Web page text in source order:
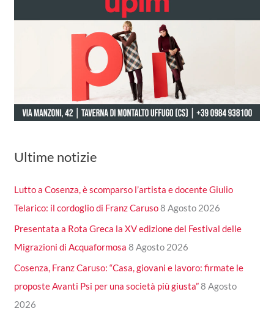
Ultime notizie
Lutto a Cosenza, è scomparso l’artista e docente Giulio
Telarico: il cordoglio di Franz Caruso8 Agosto 2026
Presentata a Rota Greca la XV edizione del Festival delle
Migrazioni di Acquaformosa 8 Agosto 2026
Cosenza, Franz Caruso: “Casa, giovani e lavoro: firmate le
proposte Avanti Psi per una società più giusta”8 Agosto
2026